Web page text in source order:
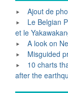
Ajout de
Le Belgian
et le
A look on
Misguided
10 charts
after the